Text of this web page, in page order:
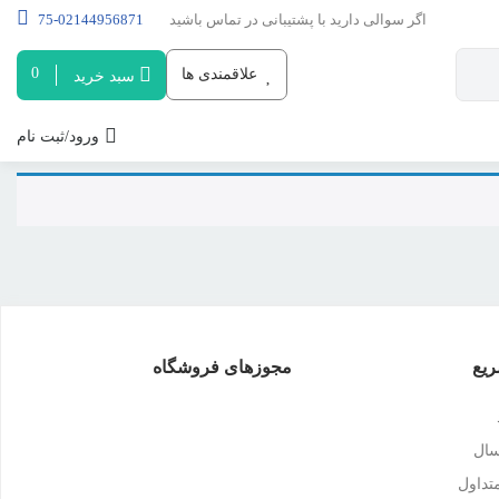
اگر سوالی دارید با پشتیبانی در تماس باشید 02144956871-75
علاقمندی ها سبد خرید 0
ورود/ثبت نام
مجوزهای فروشگاه